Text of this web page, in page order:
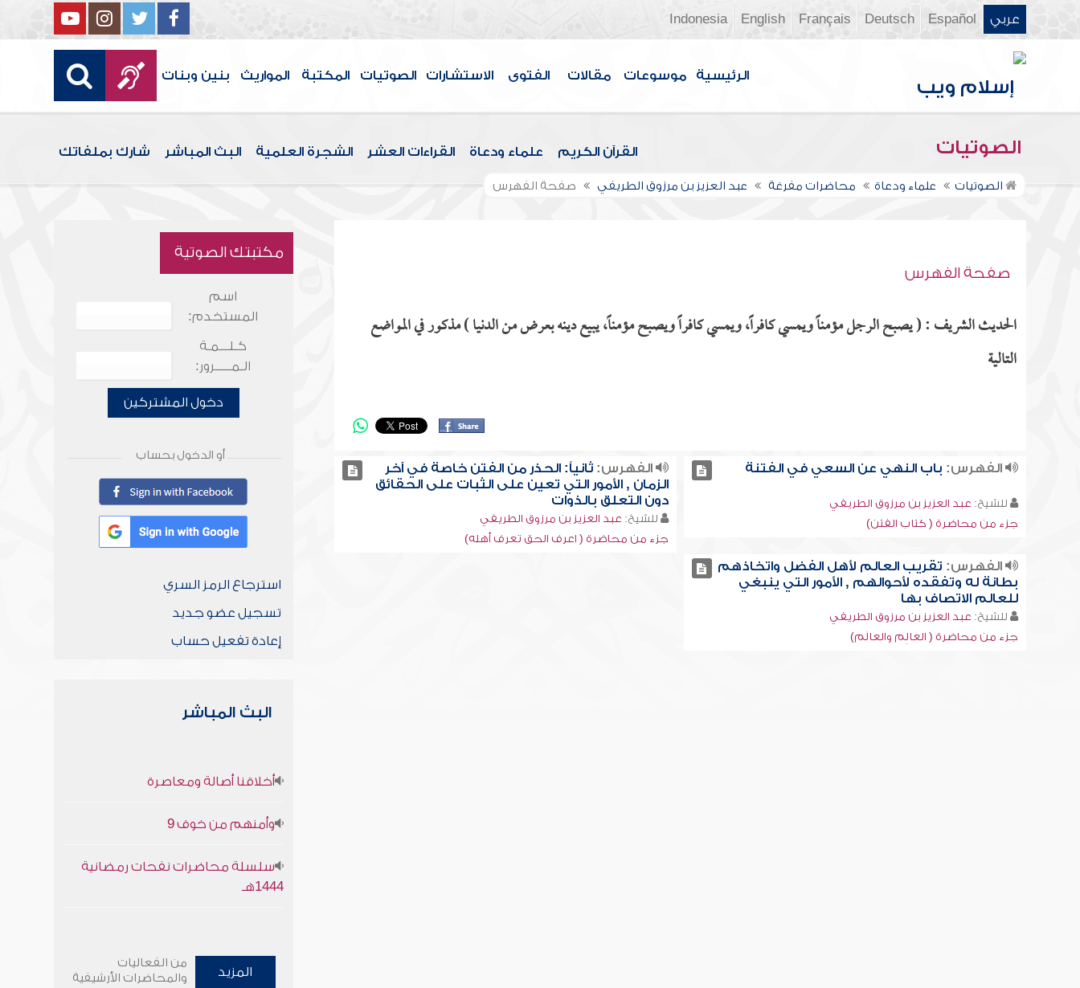
عربي Español
Deutsch
Français
English
Indonesia
الرئيسية موسوعات مقالات الفتوى الاستشارات الصوتيات المكتبة المواريث بنين وبنات
الصوتيات القرآن الكريم علماء ودعاة القراءات العشر الشجرة العلمية البث المباشر شارك بملفاتك
الصوتيات علماء ودعاة محاضرات مفرغة عبد العزيز بن مرزوق الطريفي صفحة الفهرس
صفحة الفهرس
الحديث الشريف : ( يصبح الرجل مؤمناً ويمسي كافراً، ويمسي كافراً ويصبح مؤمناً، يبيع دينه بعرض من الدنيا ) مذكور في المواضع
التالية
الفهرس: باب النهي عن السعي في الفتنة
للشيخ: عبد العزيز بن مرزوق الطريفي
جزء من محاضرة ( كتاب الفتن)
الفهرس: ثانياً: الحذر من الفتن خاصة في آخر
الزمان , الأمور التي تعين على الثبات على الحقائق
دون التعلق بالذوات
للشيخ: عبد العزيز بن مرزوق الطريفي
جزء من محاضرة ( اعرف الحق تعرف أهله)
الفهرس: تقريب العالم لأهل الفضل واتخاذهم
بطانة له وتفقده لأحوالهم , الأمور التي ينبغي
للعالم الاتصاف بها
للشيخ: عبد العزيز بن مرزوق الطريفي
جزء من محاضرة ( العالِم والعالَم)
مكتبتك الصوتية
اسم
المستخدم:
كـلـــمـة
الـمـــــرور:
دخول المشتركين
أو الدخول بحساب
استرجاع الرمز السري
تسجيل عضو جديد
إعادة تفعيل حساب
البث المباشر
أخلاقنا أصالة ومعاصرة
وأمنهم من خوف 9
سلسلة محاضرات نفحات رمضانية
1444هـ
المزيد
من الفعاليات
والمحاضرات الأرشيفية